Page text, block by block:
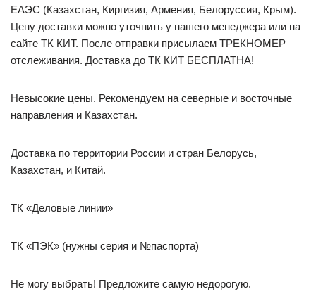
ЕАЭС (Казахстан, Киргизия, Армения, Белоруссия, Крым).
Цену доставки можно уточнить у нашего менеджера или на
сайте ТК КИТ. После отправки присылаем ТРЕКНОМЕР
отслеживания. Доставка до ТК КИТ БЕСПЛАТНА!
Невысокие цены. Рекомендуем на северные и восточные
направления и Казахстан.
Доставка по территории России и стран Белорусь,
Казахстан, и Китай.
ТК «Деловые линии»
ТК «ПЭК» (нужны серия и №паспорта)
Не могу выбрать! Предложите самую недорогую.